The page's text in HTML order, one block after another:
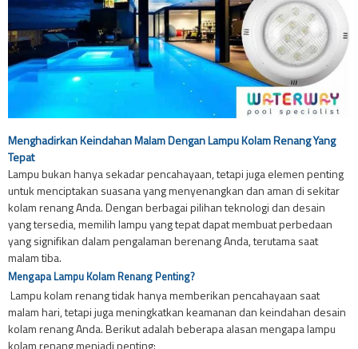
Menghadirkan Keindahan Malam Dengan Lampu Kolam Renang Yang
Tepat
Lampu bukan hanya sekadar pencahayaan, tetapi juga elemen penting
untuk menciptakan suasana yang menyenangkan dan aman di sekitar
kolam renang Anda. Dengan berbagai pilihan teknologi dan desain
yang tersedia, memilih lampu yang tepat dapat membuat perbedaan
yang signifikan dalam pengalaman berenang Anda, terutama saat
malam tiba.
Mengapa Lampu Kolam Renang Penting?
Lampu kolam renang tidak hanya memberikan pencahayaan saat
malam hari, tetapi juga meningkatkan keamanan dan keindahan desain
kolam renang Anda. Berikut adalah beberapa alasan mengapa lampu
kolam renang menjadi penting: